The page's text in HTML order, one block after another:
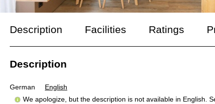
Description Facilities Ratings
Description
German
English
We apologize, but the description is not available in English.